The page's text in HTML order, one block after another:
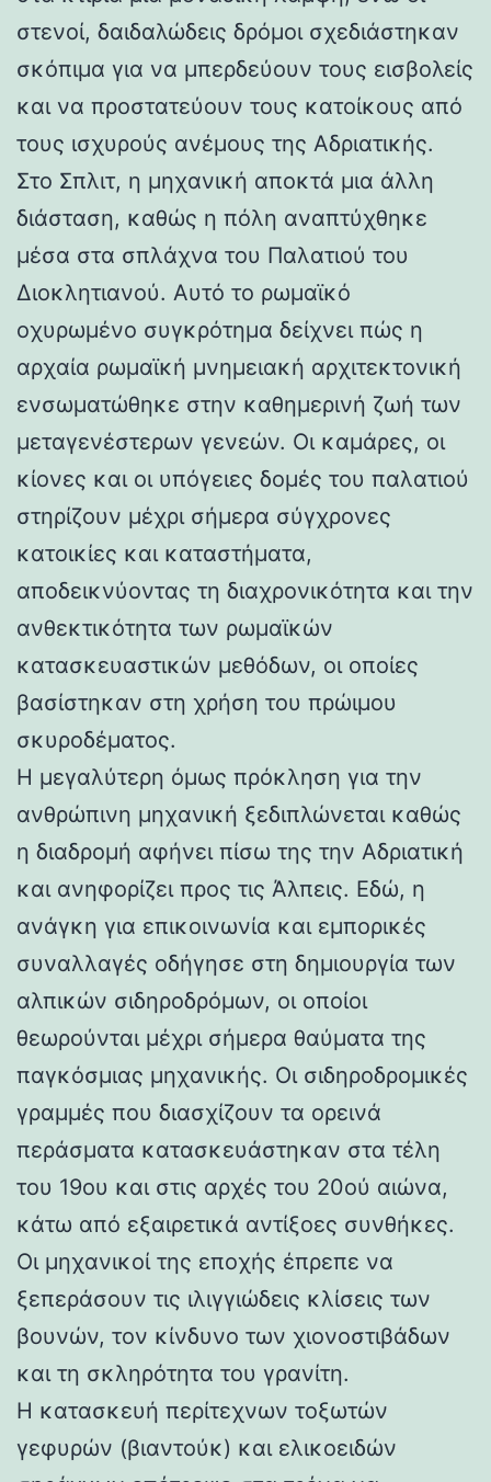
στενοί, δαιδαλώδεις δρόμοι σχεδιάστηκαν
σκόπιμα για να μπερδεύουν τους εισβολείς
και να προστατεύουν τους κατοίκους από
τους ισχυρούς ανέμους της Αδριατικής.
Στο Σπλιτ, η μηχανική αποκτά μια άλλη
διάσταση, καθώς η πόλη αναπτύχθηκε
μέσα στα σπλάχνα του Παλατιού του
Διοκλητιανού. Αυτό το ρωμαϊκό
οχυρωμένο συγκρότημα δείχνει πώς η
αρχαία ρωμαϊκή μνημειακή αρχιτεκτονική
ενσωματώθηκε στην καθημερινή ζωή των
μεταγενέστερων γενεών. Οι καμάρες, οι
κίονες και οι υπόγειες δομές του παλατιού
στηρίζουν μέχρι σήμερα σύγχρονες
κατοικίες και καταστήματα,
αποδεικνύοντας τη διαχρονικότητα και την
ανθεκτικότητα των ρωμαϊκών
κατασκευαστικών μεθόδων, οι οποίες
βασίστηκαν στη χρήση του πρώιμου
σκυροδέματος.
Η μεγαλύτερη όμως πρόκληση για την
ανθρώπινη μηχανική ξεδιπλώνεται καθώς
η διαδρομή αφήνει πίσω της την Αδριατική
και ανηφορίζει προς τις Άλπεις. Εδώ, η
ανάγκη για επικοινωνία και εμπορικές
συναλλαγές οδήγησε στη δημιουργία των
αλπικών σιδηροδρόμων, οι οποίοι
θεωρούνται μέχρι σήμερα θαύματα της
παγκόσμιας μηχανικής. Οι σιδηροδρομικές
γραμμές που διασχίζουν τα ορεινά
περάσματα κατασκευάστηκαν στα τέλη
του 19ου και στις αρχές του 20ού αιώνα,
κάτω από εξαιρετικά αντίξοες συνθήκες.
Οι μηχανικοί της εποχής έπρεπε να
ξεπεράσουν τις ιλιγγιώδεις κλίσεις των
βουνών, τον κίνδυνο των χιονοστιβάδων
και τη σκληρότητα του γρανίτη.
Η κατασκευή περίτεχνων τοξωτών
γεφυρών (βιαντούκ) και ελικοειδών